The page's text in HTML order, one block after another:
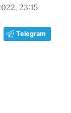
23:15
Telegram